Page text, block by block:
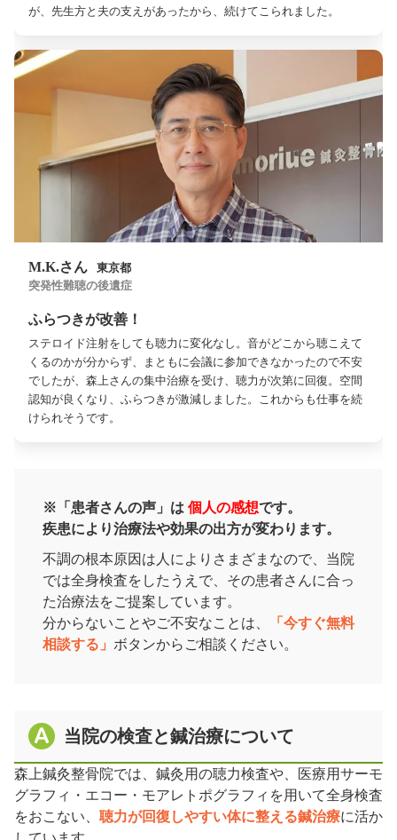
が、先生方と夫の支えがあったから、続けてこられました。
M.K.さん 東京都
突発性難聴の後遺症
ふらつきが改善！
ステロイド注射をしても聴力に変化なし。音がどこから聴こえて
くるのかが分からず、まともに会議に参加できなかったので不安
でしたが、森上さんの集中治療を受け、聴力が次第に回復。空間
認知が良くなり、ふらつきが激減しました。これからも仕事を続
けられそうです。
※「患者さんの声」は 個人の感想です。
疾患により治療法や効果の出方が変わります。
不調の根本原因は人によりさまざまなので、当院
では全身検査をしたうえで、その患者さんに合っ
た治療法をご提案しています。
分からないことやご不安なことは、
「今すぐ無料
相談する」 ボタンからご相談ください。
当院の検査と鍼治療について
森上鍼灸整骨院では、鍼灸用の聴力検査や、医療用サーモ
グラフィ・エコー・モアレトポグラフィを用いて全身検査
をおこない、 聴力が回復しやすい体に整える鍼治療に活か